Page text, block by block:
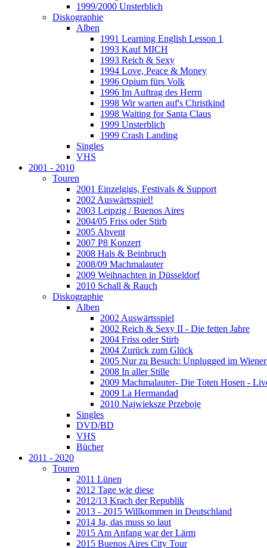
1999/2000 Unsterblich
Diskographie
Alben
1991 Learning English Lesson 1
1993 Kauf MICH
1993 Reich & Sexy
1994 Love, Peace & Money
1996 Opium fürs Volk
1996 Im Auftrag des Herrn
1998 Wir warten auf's Christkind
1998 Waiting for Santa Claus
1999 Unsterblich
1999 Crash Landing
Singles
VHS
2001 - 2010
Touren
2001 Einzelgigs, Festivals & Support
2002 Auswärtsspiel!
2003 Leipzig / Buenos Aires
2004/05 Friss oder Stirb
2005 Abvent
2007 P8 Konzert
2008 Hals & Beinbruch
2008/09 Machmalauter
2009 Weihnachten in Düsseldorf
2010 Schall & Rauch
Diskographie
Alben
2002 Auswärtsspiel
2002 Reich & Sexy II - Die fetten Jahre
2004 Friss oder Stirb
2004 Zurück zum Glück
2005 Nur zu Besuch: Unplugged im
2008 In aller Stille
2009 Machmalauter- Die Toten Hosen -
2009 La Hermandad
2010 Najwieksze Przeboje
Singles
DVD/BD
VHS
Bücher
2011 - 2020
Touren
2011 Lünen
2012 Tage wie diese
2012/13 Krach der Republik
2013 - 2015 Willkommen in Deutschland
2014 Ja, das muss so laut
2015 Am Anfang war der Lärm
2015 Buenos Aires City Tour